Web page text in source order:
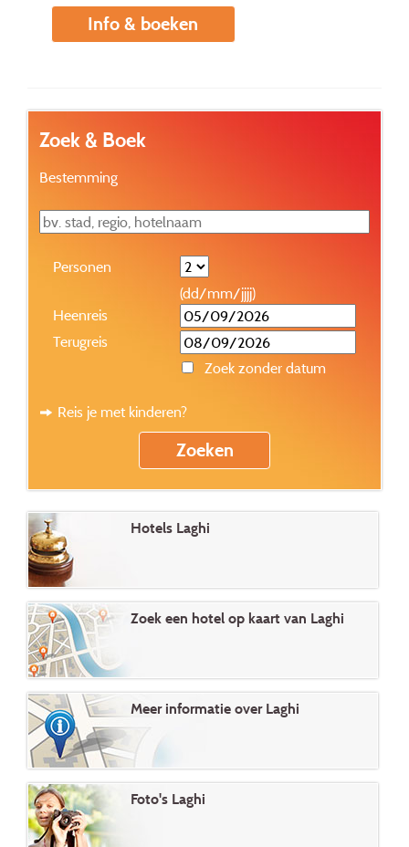
Info & boeken
Zoek & Boek
Bestemming
Personen
(dd/mm/jjjj)
Heenreis
Terugreis
Zoek zonder datum
Reis je met kinderen?
Hotels Laghi
Zoek een hotel op kaart van Laghi
Meer informatie over Laghi
Foto's Laghi